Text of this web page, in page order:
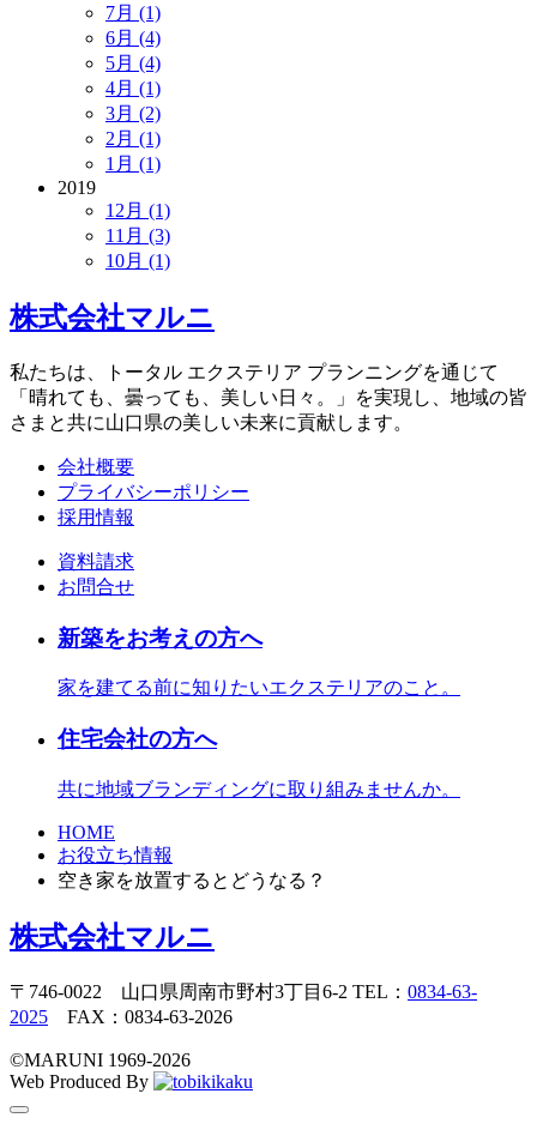
7月 (1)
6月 (4)
5月 (4)
4月 (1)
3月 (2)
2月 (1)
1月 (1)
2019
12月 (1)
11月 (3)
10月 (1)
株式会社マルニ
私たちは、トータル エクステリア プランニングを通じて
「晴れても、曇っても、美しい日々。」を実現し、地域の皆
さまと共に山口県の美しい未来に貢献します。
会社概要
プライバシーポリシー
採用情報
資料請求
お問合せ
新築をお考えの方へ
家を建てる前に知りたいエクステリアのこと。
住宅会社の方へ
共に地域ブランディングに取り組みませんか。
HOME
お役立ち情報
空き家を放置するとどうなる？
株式会社マルニ
〒746-0022 山口県周南市野村3丁目6-2 TEL： 0834-63-
2025 FAX：0834-63-2026
©️MARUNI 1969-2026
Web Produced By
toggle